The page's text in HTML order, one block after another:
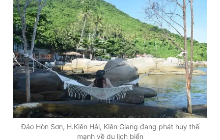
Đảo Hòn Sơn, H.Kiên Hải, Kiên Giang đang phát huy thế
mạnh về du lịch biển